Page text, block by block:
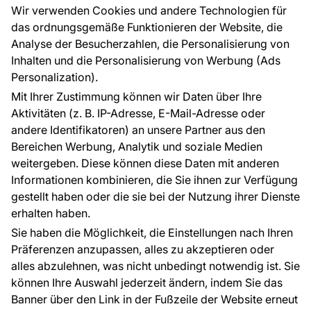
Wir verwenden Cookies und andere Technologien für
das ordnungsgemäße Funktionieren der Website, die
Analyse der Besucherzahlen, die Personalisierung von
Inhalten und die Personalisierung von Werbung (Ads
Personalization).
Mit Ihrer Zustimmung können wir Daten über Ihre
Aktivitäten (z. B. IP-Adresse, E-Mail-Adresse oder
andere Identifikatoren) an unsere Partner aus den
Bereichen Werbung, Analytik und soziale Medien
weitergeben. Diese können diese Daten mit anderen
Informationen kombinieren, die Sie ihnen zur Verfügung
gestellt haben oder die sie bei der Nutzung ihrer Dienste
erhalten haben.
Sie haben die Möglichkeit, die Einstellungen nach Ihren
Präferenzen anzupassen, alles zu akzeptieren oder
alles abzulehnen, was nicht unbedingt notwendig ist. Sie
können Ihre Auswahl jederzeit ändern, indem Sie das
Banner über den Link in der Fußzeile der Website erneut
Großhandel
Raumvisualisierung
Tapetenmuster
FÜR SIE
Blog
EU-Projekte
Ratschläge und Tipps
FAQ
ÜBER DAS UNTERNEHMEN
Kontakt
Haben Sie Fragen? Wir helfen Ihnen gerne weiter
und beraten Sie persönlich.
+49 781 95633072
service@tapeteneshop.de